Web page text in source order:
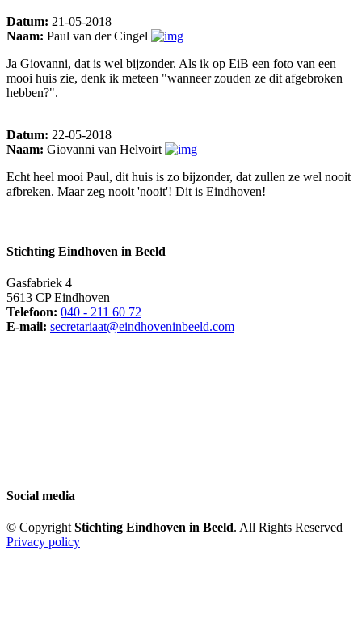
Datum: 21-05-2018
Naam: Paul van der Cingel
Ja Giovanni, dat is wel bijzonder. Als ik op EiB een foto van een
mooi huis zie, denk ik meteen "wanneer zouden ze dit afgebroken
hebben?".
Datum: 22-05-2018
Naam: Giovanni van Helvoirt
Echt heel mooi Paul, dit huis is zo bijzonder, dat zullen ze wel nooit
afbreken. Maar zeg nooit 'nooit'! Dit is Eindhoven!
Stichting Eindhoven in Beeld
Gasfabriek 4
5613 CP Eindhoven
Telefoon: 040 - 211 60 72
E-mail: secretariaat@eindhoveninbeeld.com
Social media
© CopyrightStichting Eindhoven in Beeld. All Rights Reserved |
Privacy policy